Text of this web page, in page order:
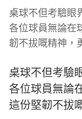
桌球不但考驗眼
各位球員無論在
韌不拔嘅精神，
桌球不但考驗
各位球員無論
這份堅韌不拔